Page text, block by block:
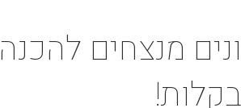
– 2 מתכונים מנצחים להכנה